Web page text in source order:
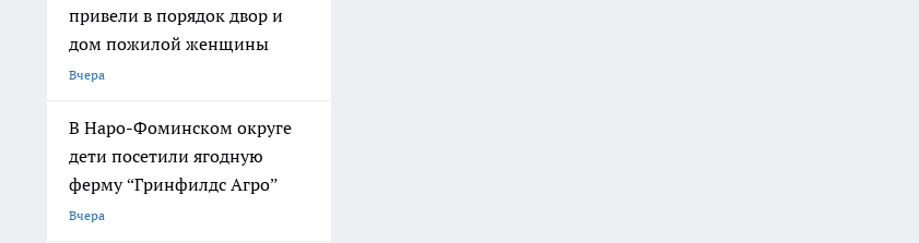
привели в порядок двор и
дом пожилой женщины
Вчера
В Наро-Фоминском округе
дети посетили ягодную
ферму “Гринфилдс Агро”
Вчера